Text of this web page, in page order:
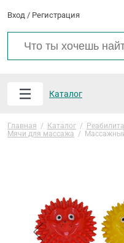
Вход / Регистрация
Каталог
Главная / Каталог /
Мячи для массажа /